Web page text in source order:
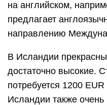
на английском,
предлагает
направлению
В Исландии
достаточно высокие.
потребуется 1200
Исландии также очень